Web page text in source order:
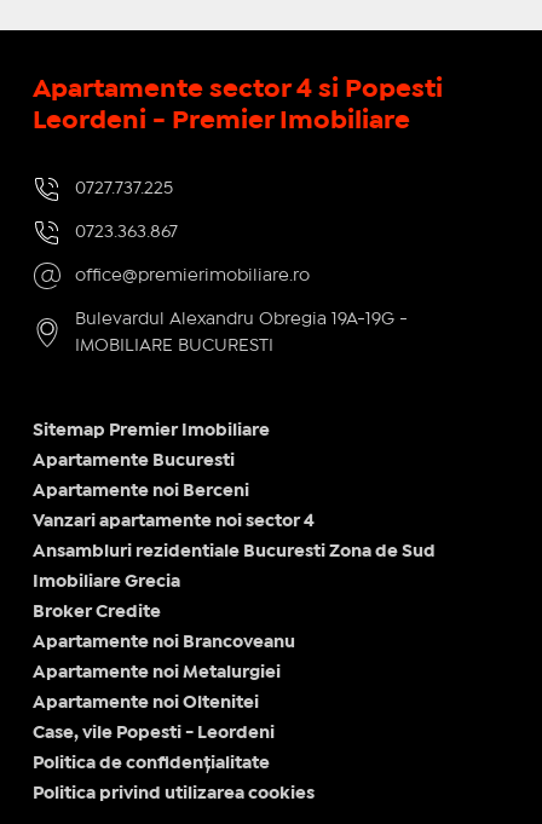
Apartamente sector 4 si Popesti
Leordeni - Premier Imobiliare
0727.737.225
0723.363.867
office@premierimobiliare.ro
Bulevardul Alexandru Obregia 19A-19G -
IMOBILIARE BUCURESTI
Sitemap Premier Imobiliare
Apartamente Bucuresti
Apartamente noi Berceni
Vanzari apartamente noi sector 4
Ansambluri rezidentiale Bucuresti Zona de Sud
Imobiliare Grecia
Broker Credite
Apartamente noi Brancoveanu
Apartamente noi Metalurgiei
Apartamente noi Oltenitei
Case, vile Popesti - Leordeni
Politica de confidențialitate
Politica privind utilizarea cookies